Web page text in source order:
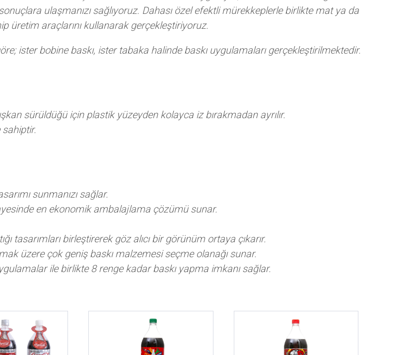
ulaşmanızı sağlıyoruz. Dahası özel efektli mürekkeplerle birlikte mat ya da
üretim araçlarını kullanarak gerçekleştiriyoruz.
ister bobine baskı, ister tabaka halinde baskı uygulamaları gerçekleştirilmektedir.
sürüldüğü için plastik yüzeyden kolayca iz bırakmadan ayrılır.
sahiptir.
sunmanızı sağlar.
en ekonomik ambalajlama çözümü sunar.
tasarımları birleştirerek göz alıcı bir görünüm ortaya çıkarır.
üzere çok geniş baskı malzemesi seçme olanağı sunar.
ile birlikte 8 renge kadar baskı yapma imkanı sağlar.